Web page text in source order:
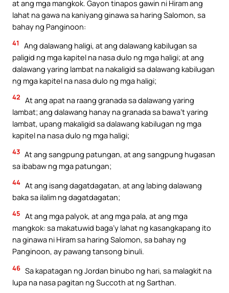
at ang mga mangkok. Gayon tinapos gawin ni Hiram ang
lahat na gawa na kaniyang ginawa sa haring Salomon, sa
bahay ng Panginoon:
41
Ang dalawang haligi, at ang dalawang kabilugan sa
paligid ng mga kapitel na nasa dulo ng mga haligi; at ang
dalawang yaring lambat na nakaligid sa dalawang kabilugan
ng mga kapitel na nasa dulo ng mga haligi;
42 At ang apat na raang granada sa dalawang yaring
lambat; ang dalawang hanay na granada sa bawa’t yaring
lambat, upang makaligid sa dalawang kabilugan ng mga
kapitel na nasa dulo ng mga haligi;
43 At ang sangpung patungan, at ang sangpung hugasan
sa ibabaw ng mga patungan;
44 At ang isang dagatdagatan, at ang labing dalawang
baka sa ilalim ng dagatdagatan;
45 At ang mga palyok, at ang mga pala, at ang mga
mangkok: sa makatuwid baga’y lahat ng kasangkapang ito
na ginawa ni Hiram sa haring Salomon, sa bahay ng
Panginoon, ay pawang tansong binuli.
46 Sa kapatagan ng Jordan binubo ng hari, sa malagkit na
lupa na nasa pagitan ng Succoth at ng Sarthan.